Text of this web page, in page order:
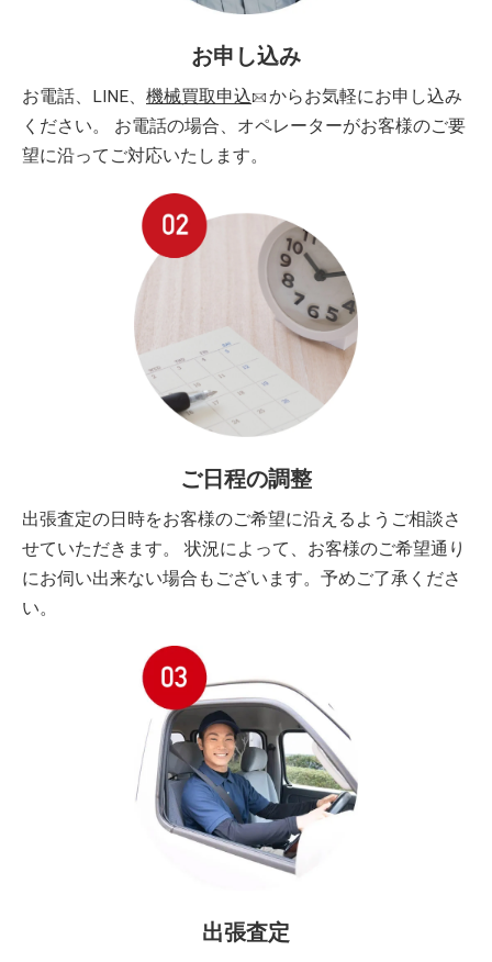
お申し込み
お電話、LINE、 機械買取申込
からお気軽にお申し込み
ください。 お電話の場合、オペレーターがお客様のご要
望に沿ってご対応いたします。
ご日程の調整
出張査定の日時をお客様のご希望に沿えるようご相談さ
せていただきます。 状況によって、お客様のご希望通り
にお伺い出来ない場合もございます。予めご了承くださ
い。
出張査定